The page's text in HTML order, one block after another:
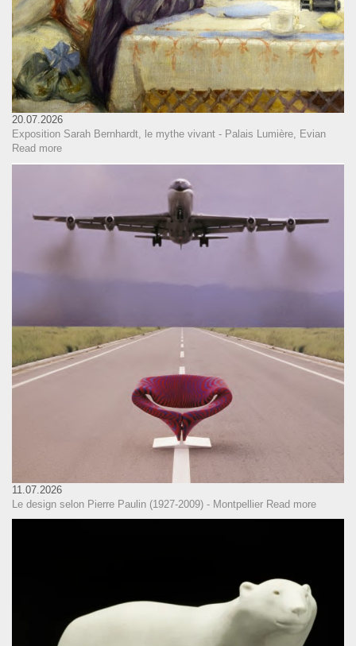
20.07.2026
Exposition Sarah Bernhardt, le mythe vivant - Palais Lumière, Evian
Read more
11.07.2026
Le design selon Pierre Paulin (1927-2009) - Montpellier Read more